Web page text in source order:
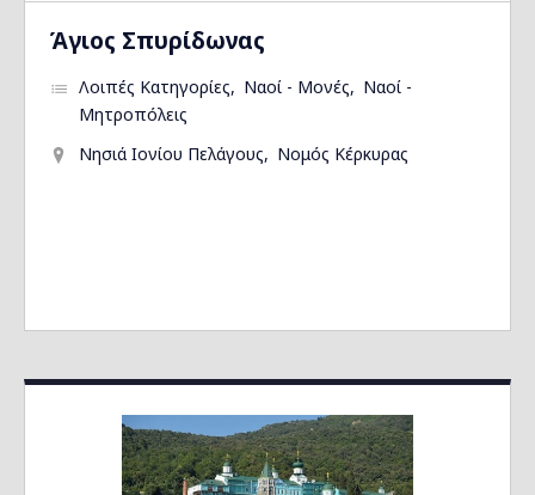
Άγιος Σπυρίδωνας
Λοιπές Κατηγορίες Ναοί - Μονές
Ναοί -
Μητροπόλεις
Νησιά Ιονίου Πελάγους
Νομός Κέρκυρας